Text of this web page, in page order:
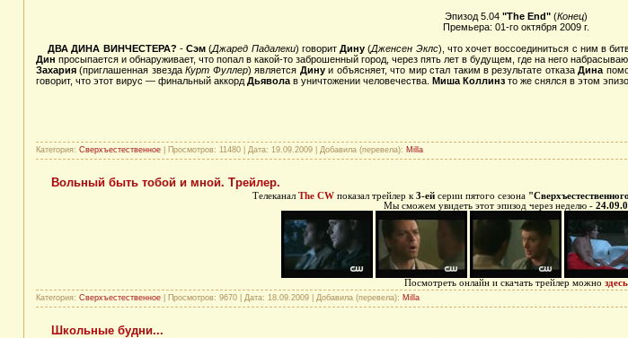
Эпизод 5.04 "The End"(Конец)
Премьера: 01-го октября 2009 г.
ДВА ДИНА ВИНЧЕСТЕРА? - Сэм (Джаред Падалеки) говорит Дину (Дженсен Эклс), что хочет воссоединиться с ним в
Дин просыпается и обнаруживает, что попал в какой-то заброшенный город, через пять лет в будущем, где на него
Захария (приглашенная звездаКурт Фуллер) является Динуи объясняет, что мир стал таким в результате отказаДина
говорит, что этот вирус — финальный аккорд Дьявола в уничтожении человечества. Миша Коллинз то же снялся в этом
Категория: Сверхъестественное | Просмотров: 11480 | Дата: 19.09.2009 | Добавила (перевела): Milla
Вольный быть тобой и мной. Трейлер.
Телеканал The CW показал трейлер к 3-ей серии пятого сезона
Мы сможем увидеть этот эпизод через неделю -
Посмотреть онлайн и скачать трейлер можно здесь
Категория: Сверхъестественное | Просмотров: 9670 | Дата: 18.09.2009 | Добавила (перевела): Milla
Школьные будни...